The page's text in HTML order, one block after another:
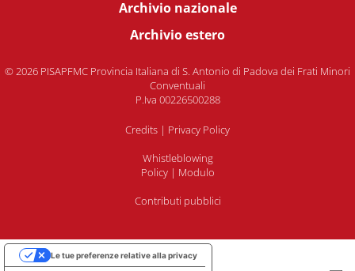
Archivio nazionale
Archivio estero
© 2026 PISAPFMC Provincia Italiana di S. Antonio di Padova dei Frati Minori
Conventuali
P.Iva 00226500288
Credits | Privacy Policy
Whistleblowing
Policy| Modulo
Contributi pubblici
Le tue preferenze relative alla privacy